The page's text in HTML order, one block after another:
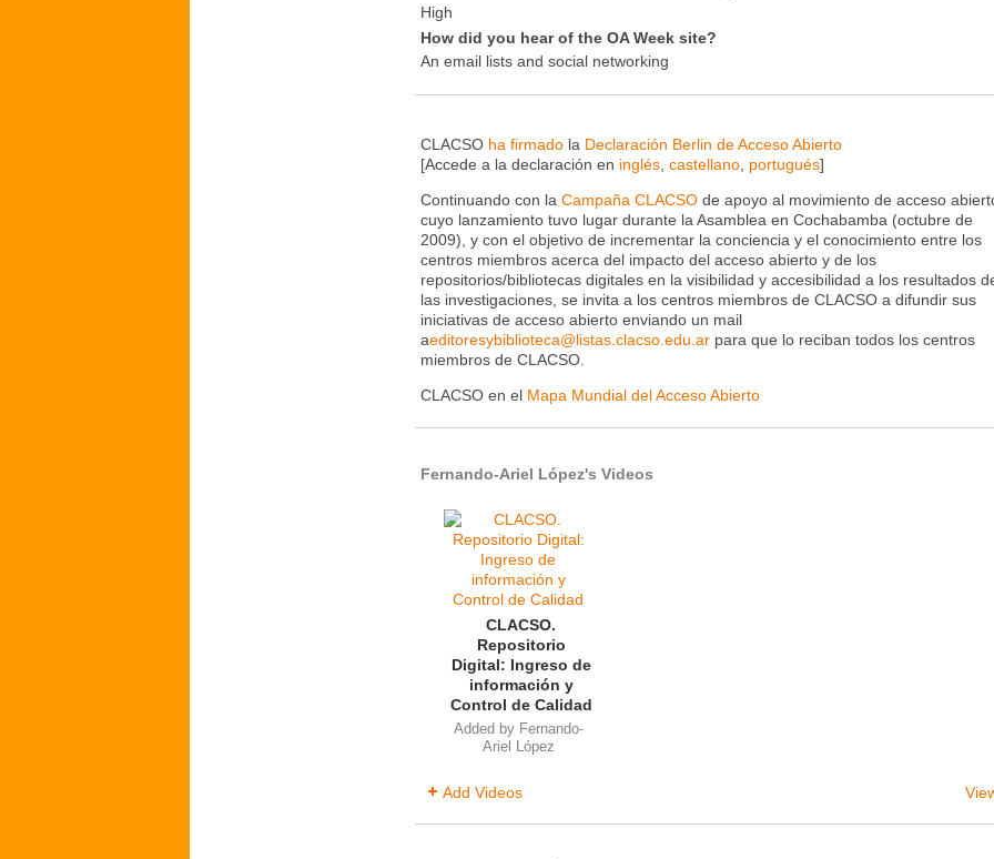
High
How did you hear of the OA Week site?
An email lists and social networking
CLACSO ha firmado la Declaración Berlin de Acceso Abierto
[Accede a la declaración en inglés, castellano, portugués]
Continuando con la Campaña CLACSO de apoyo al movimiento de acceso
cuyo lanzamiento tuvo lugar durante la Asamblea en Cochabamba (octubre de
2009), y con el objetivo de incrementar la conciencia y el conocimiento entre los
centros miembros acerca del impacto del acceso abierto y de los
repositorios/bibliotecas digitales en la visibilidad y accesibilidad a los resultados
las investigaciones, se invita a los centros miembros de CLACSO a difundir sus
iniciativas de acceso abierto enviando un mail
aeditoresybiblioteca@listas.clacso.edu.ar para que lo reciban todos los centros
miembros de CLACSO.
CLACSO en el Mapa Mundial del Acceso Abierto
Fernando-Ariel López's Videos
CLACSO.
Repositorio
Digital: Ingreso de
información y
Control de Calidad
Added by Fernando-
Ariel López
Add Videos